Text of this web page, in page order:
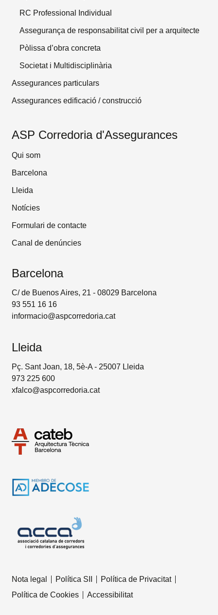
RC Professional Individual
Assegurança de responsabilitat civil per a arquitecte
Pòlissa d’obra concreta
Societat i Multidisciplinària
Assegurances particulars
Assegurances edificació / construcció
ASP Corredoria d'Assegurances
Qui som
Barcelona
Lleida
Notícies
Formulari de contacte
Canal de denúncies
Barcelona
C/ de Buenos Aires, 21 - 08029 Barcelona
93 551 16 16
informacio@aspcorredoria.cat
Lleida
Pç. Sant Joan, 18, 5è-A - 25007 Lleida
973 225 600
xfalco@aspcorredoria.cat
Nota legal Política SII
Política de Privacitat
Política de Cookies
Accessibilitat